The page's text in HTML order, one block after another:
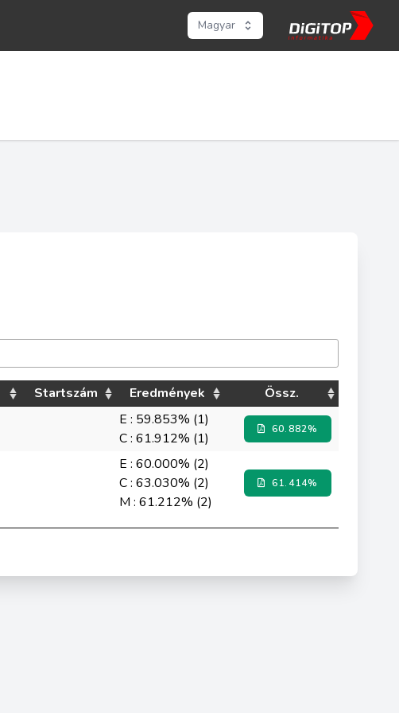
Magyar
Startszám Eredmények Össz.
E : 59.853% (1)
C : 61.912% (1)
60.882%
E : 60.000% (2)
C : 63.030% (2)
M : 61.212% (2)
61.414%